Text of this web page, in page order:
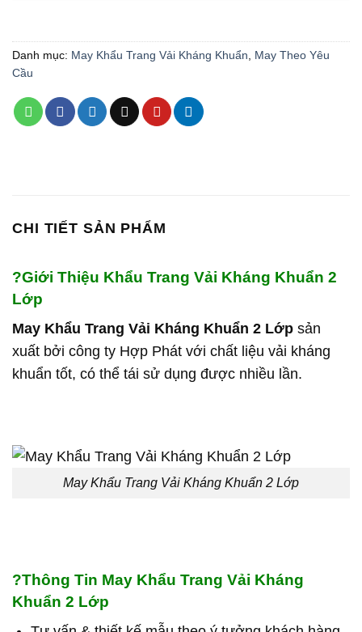
Danh mục: May Khẩu Trang Vải Kháng Khuẩn
May Theo Yêu
Cầu
CHI TIẾT SẢN PHẨM
?Giới Thiệu Khẩu Trang Vải Kháng Khuẩn 2
Lớp
May Khẩu Trang Vải Kháng Khuẩn 2 Lớp sản
xuất bởi công ty Hợp Phát với chất liệu vải kháng
khuẩn tốt, có thể tái sử dụng được nhiều lần.
May Khẩu Trang Vải Kháng Khuẩn 2 Lớp
?Thông Tin May Khẩu Trang Vải Kháng
Khuẩn 2 Lớp